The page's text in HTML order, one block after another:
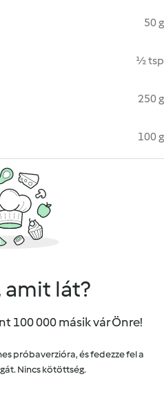
50 g
½ tsp
250 g
100 g
amit lát?
100 000 másik vár Önre!
próbaverzióra, és fedezze fel a
Nincs kötöttség.